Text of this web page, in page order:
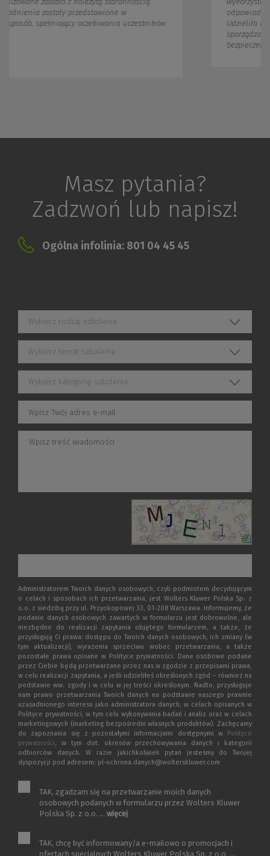
w
uczestników.
odpowiadała na zadane w trakcie
Udzieliła również praktycznych
sporządzania dokumentacji w
bezpieczeństwa informacji.
Masz pytania?
Zadzwoń lub napisz!
Ogólna infolinia: 801 04 45 45
Wybierz rodzaj szkolenia
Wybierz temat szkolenia
Wybierz kategorię szkolenia
Administratorem Twoich danych osobowych, czyli podmiotem decydującym
o celach i sposobach ich przetwarzania, jest Wolters Kluwer Polska Sp. z
o.o. z siedzibą przy ul. Przyokopowej 33, 01-208 Warszawa. Informujemy, że
podanie danych osobowych zawartych w formularzu jest dobrowolne, ale
niezbędne do realizacji zapytania objętego formularzem, a także, że
przysługują Ci prawa: dostępu do Twoich danych osobowych, ich zmiany (w
tym aktualizacji), wyrażenia sprzeciwu wobec przetwarzania, a także
pozostałe prawa opisane w Polityce prywatności. Dane osobowe podane
przez Ciebie będą przetwarzane przez nas w zgodzie z przepisami prawa,
w celu realizacji zapytania, a jeśli udzieliłeś określonych zgód – również na
podstawie ww. zgody i w celu w jej treści określonym. Nadto, przysługuje
nam prawo przetwarzania Twoich danych na podstawie naszego prawnie
uzasadnionego interesu jako administratora danych, w celach opisanych w
Polityce prywatności, w tym celu wykonywania badań i analiz oraz w celach
marketingowych (marketing bezpośredni własnych produktów). Zachęcamy
do zapoznania się z pozostałymi informacjami dostępnymi w Polityce
prywatności, w tym dot. okresów przechowywania danych i kategorii
odbiorców danych. W razie jakichkolwiek pytań jesteśmy do Twojej
dyspozycji pod adresem: pl-ochrona.danych@wolterskluwer.com
TAK, zgadzam się na przetwarzanie moich danych
osobowych podanych w formularzu przez Wolters Kluwer
Polska Sp. z o.o. ... więcej
TAK, chcę być informowany/a e-mailowo o promocjach i
ofertach specjalnych Wolters Kluwer Polska Sp. z o.o. ...